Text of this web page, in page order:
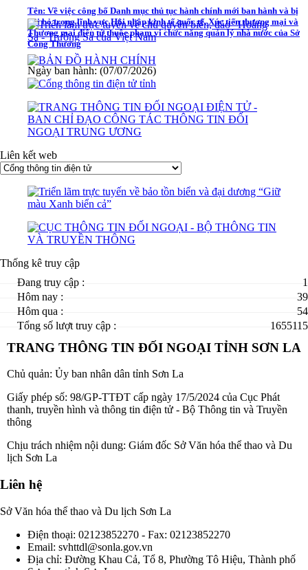
Tên: Về việc công bố Danh mục thủ tục hành chính mới ban hành và bị
bãi bỏ trong lĩnh vực Hội nhập kinh tế quốc tế, Xúc tiến thương mại và
Thương mại điện tử thuộc phạm vi chức năng quản lý nhà nước của Sở
Công Thương
Ngày ban hành: (07/07/2026)
Liên kết web
Thống kê truy cập
Đang truy cập :
1
Hôm nay :
39
Hôm qua :
54
Tổng số lượt truy cập :
1655115
TRANG THÔNG TIN ĐỐI NGOẠI TỈNH SƠN LA
Chủ quản: Ủy ban nhân dân tỉnh Sơn La
Giấy phép số: 98/GP-TTĐT cấp ngày 17/5/2024 của Cục Phát
thanh, truyền hình và thông tin điện tử - Bộ Thông tin và Truyền
thông
Chịu trách nhiệm nội dung: Giám đốc Sở Văn hóa thể thao và Du
lịch Sơn La
Liên hệ
Sở Văn hóa thể thao và Du lịch Sơn La
Điện thoại: 02123852270 - Fax: 02123852270
Email: svhttdl@sonla.gov.vn
Địa chỉ: Đường Khau Cả, Tổ 8, Phường Tô Hiệu, Thành phố